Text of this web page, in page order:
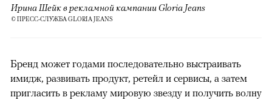
Ирина Шейк в рекламной кампании Gloria Jeans
© ПРЕСС-СЛУЖБА GLORIA JEANS
Бренд может годами последовательно выстраивать
имидж, развивать продукт, ретейл и сервисы, а затем
пригласить в рекламу мировую звезду и получить волну